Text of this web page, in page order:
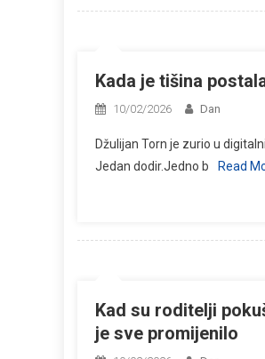
Kada je tišina
10/02/2026 Dan
Džulijan Torn je zurio u
Jedan dodir.Jedno b
Read
Kad su roditelji
je sve promijenilo